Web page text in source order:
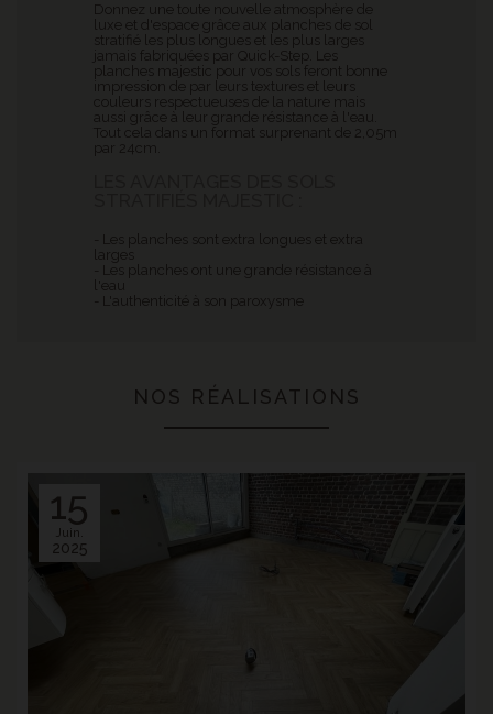
Donnez une toute nouvelle atmosphère de
luxe et d'espace grâce aux planches de sol
stratifié les plus longues et les plus larges
jamais fabriquées par Quick-Step. Les
planches majestic pour vos sols feront bonne
impression de par leurs textures et leurs
couleurs respectueuses de la nature mais
aussi grâce à leur grande résistance à l'eau.
Tout cela dans un format surprenant de 2,05m
par 24cm.
- Les planches sont extra longues et extra
- Les planches ont une grande résistance à
- L'authenticité à son paroxysme
NOS RÉALISATIONS
15
Juin.
2025